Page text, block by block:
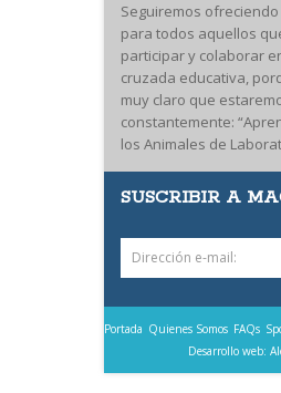
Seguiremos
para todos aquellos
participar y colaborar
cruzada educativa,
muy claro que
constantemente:
los Animales de
SUSCRIBIR A
Portada Quienes Somos FAQs
Desarrollo web: